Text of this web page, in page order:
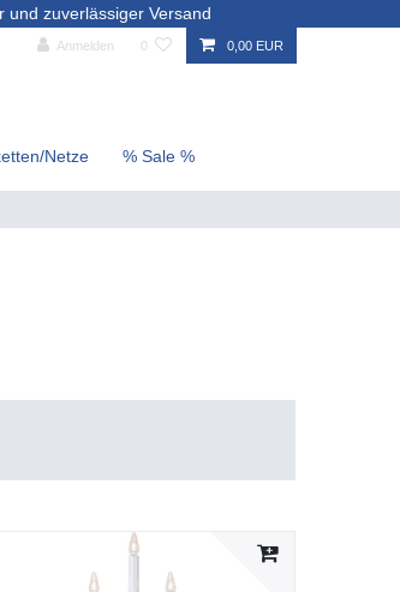
und zuverlässiger Versand
Anmelden 0 0,00 EUR
Netze % Sale %